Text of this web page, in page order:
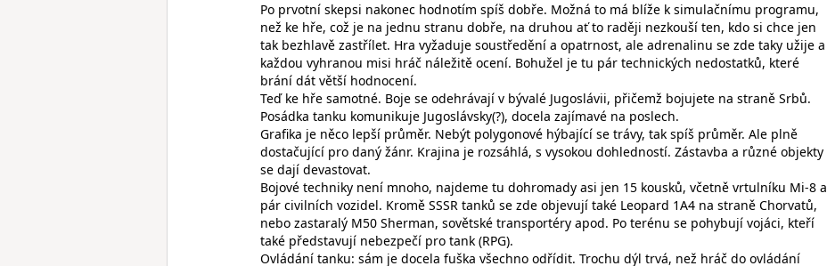
Po prvotní skepsi nakonec hodnotím spíš dobře. Možná to má blíže k simulačnímu programu,
než ke hře, což je na jednu stranu dobře, na druhou ať to raději nezkouší ten, kdo si chce jen
tak bezhlavě zastřílet. Hra vyžaduje soustředění a opatrnost, ale adrenalinu se zde taky užije a
každou vyhranou misi hráč náležitě ocení. Bohužel je tu pár technických nedostatků, které
brání dát větší hodnocení.
Teď ke hře samotné. Boje se odehrávají v bývalé Jugoslávii, přičemž bojujete na straně Srbů.
Posádka tanku komunikuje Jugoslávsky(?), docela zajímavé na poslech.
Grafika je něco lepší průměr. Nebýt polygonové hýbající se trávy, tak spíš průměr. Ale plně
dostačující pro daný žánr. Krajina je rozsáhlá, s vysokou dohledností. Zástavba a různé objekty
se dají devastovat.
Bojové techniky není mnoho, najdeme tu dohromady asi jen 15 kousků, včetně vrtulníku Mi-8 a
pár civilních vozidel. Kromě SSSR tanků se zde objevují také Leopard 1A4 na straně Chorvatů,
nebo zastaralý M50 Sherman, sovětské transportéry apod. Po terénu se pohybují vojáci, kteří
také představují nebezpečí pro tank (RPG).
Ovládání tanku: sám je docela fuška všechno odřídit. Trochu dýl trvá, než hráč do ovládání